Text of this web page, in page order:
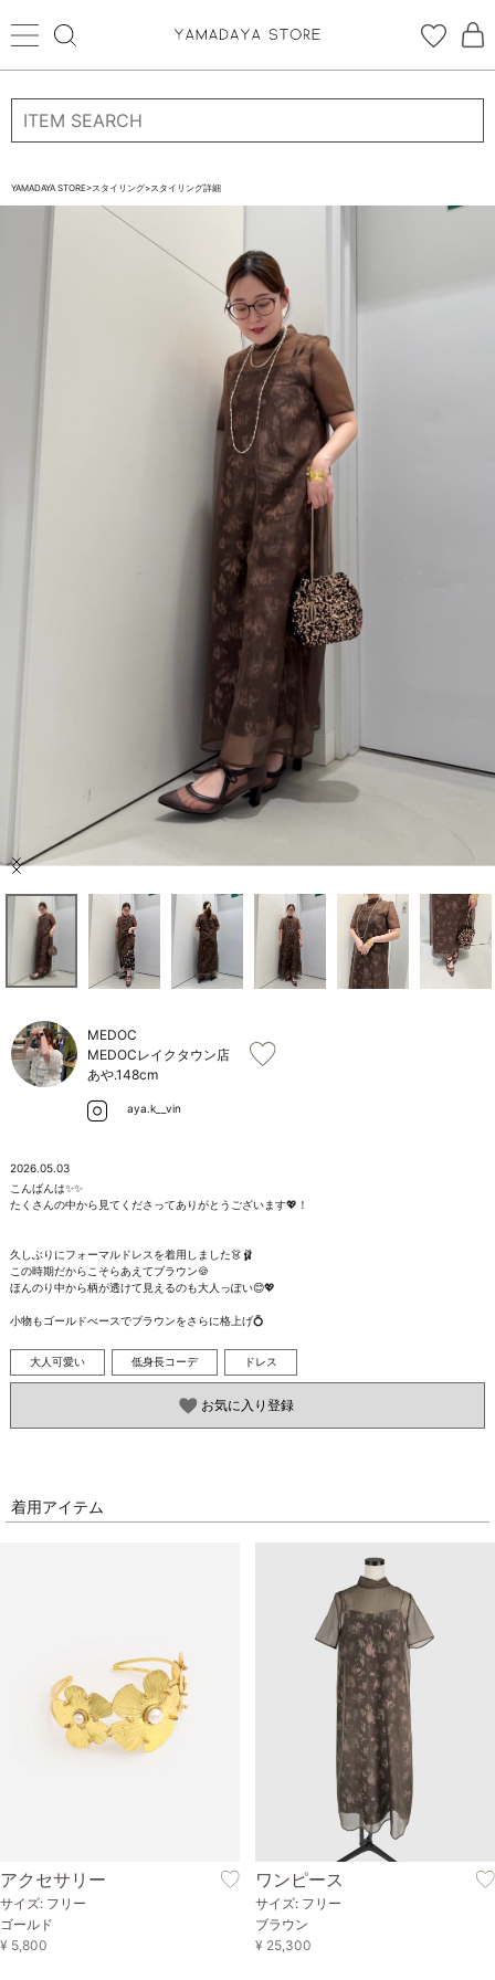
ログイン 新規会員登録
お気に入り
STORE BRAND・LABELから探す
店舗検索
ご利用ガイド/ヘルプ
YAMADAYA STORE>スタイリング>スタイリング詳細
Item
MEDOC
MEDOCレイクタウン店
あや.148cm
aya.k__vin
2026.05.03
こんばんは✨️✨️
たくさんの中から見てくださってありがとうございます💖！
久しぶりにフォーマルドレスを着用しました👗🩰
この時期だからこそらあえてブラウン🍪
ほんのり中から柄が透けて見えるのも大人っぽい😊💖
小物もゴールドべースでブラウンをさらに格上げ💍
大人可愛い 低身長コーデ ドレス
お気に入り登録
着用アイテム
アクセサリー
サイズ: フリー
ゴールド
¥ 5,800
ワンピース
サイズ: フリー
ブラウン
¥ 25,300